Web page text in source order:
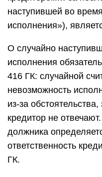
наступившей во
исполнения»),
О случайно
исполнения
416 ГК: случайной
невозможность
из-за
кредитор не
должника
ответственность
ГК.